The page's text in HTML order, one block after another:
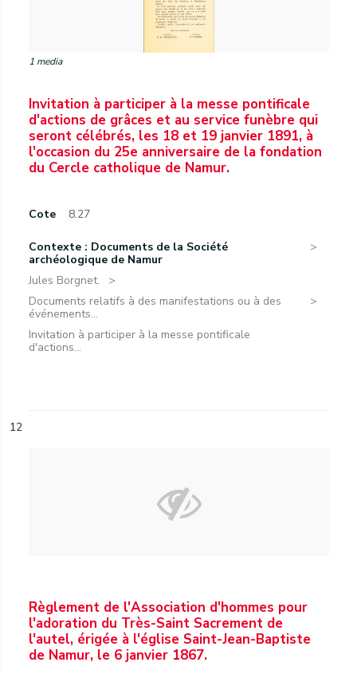
1 media
Invitation à participer à la messe pontificale
d'actions de grâces et au service funèbre qui
seront célébrés, les 18 et 19 janvier 1891, à
l'occasion du 25e anniversaire de la fondation
du Cercle catholique de Namur.
Cote 8.27
Contexte : Documents de la Société
archéologique de Namur
Jules Borgnet.
Documents relatifs à des manifestations ou à des
événements...
Invitation à participer à la messe pontificale
d'actions...
12
Règlement de l'Association d'hommes pour
l'adoration du Très-Saint Sacrement de
l'autel, érigée à l'église Saint-Jean-Baptiste
de Namur, le 6 janvier 1867.